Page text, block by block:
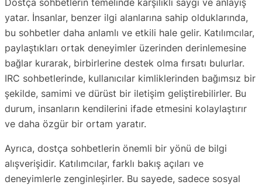
yatar. İnsanlar, benzer ilgi alanlarına sahip olduklarında,
bu sohbetler daha anlamlı ve etkili hale gelir. Katılımcılar,
paylaştıkları ortak deneyimler üzerinden derinlemesine
bağlar kurarak, birbirlerine destek olma fırsatı bulurlar.
IRC sohbetlerinde, kullanıcılar kimliklerinden bağımsız bir
şekilde, samimi ve dürüst bir iletişim geliştirebilirler. Bu
durum, insanların kendilerini ifade etmesini kolaylaştırır
ve daha özgür bir ortam yaratır.
Ayrıca, dostça sohbetlerin önemli bir yönü de bilgi
alışverişidir. Katılımcılar, farklı bakış açıları ve
deneyimlerle zenginleşirler. Bu sayede, sadece sosyal